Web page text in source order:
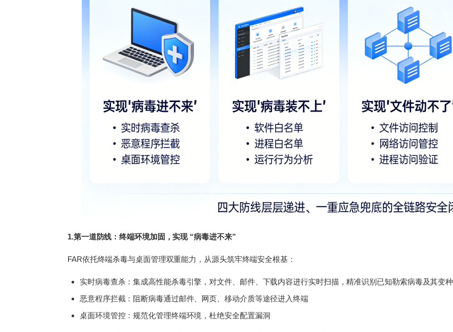
1.第一道防线：终端环境加固，实现 “病毒进不来”
FAR依托终端杀毒与桌面管理双重能力，从源头筑牢终端安全根基：
实时病毒查杀：集成高性能杀毒引擎，对文件、邮件、下载内容进行实时扫描，精准识别已知勒索病毒及其变种
恶意程序拦截：阻断病毒通过邮件、网页、移动介质等途径进入终端
桌面环境管控：规范化管理终端环境，杜绝安全配置漏洞